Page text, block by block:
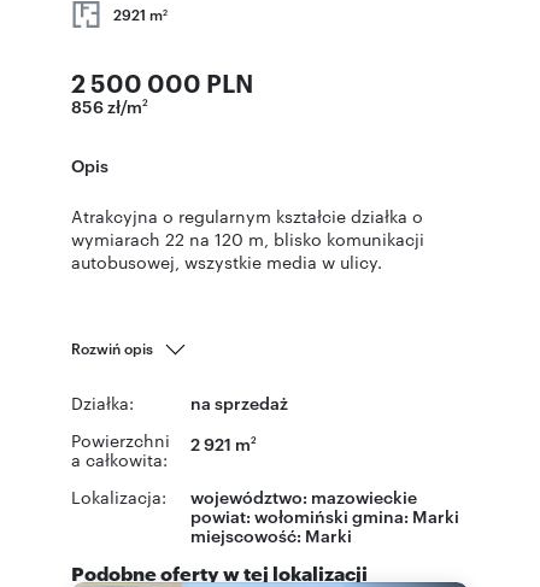
2921 m2
2 500 000 PLN
856 zł/m2
Opis
Atrakcyjna o regularnym kształcie działka o
wymiarach 22 na 120 m, blisko komunikacji
autobusowej, wszystkie media w ulicy.
Rozwiń opis
Działka: na sprzedaż
Powierzchni
a całkowita:
2 921 m2
Lokalizacja: województwo: mazowieckie
powiat: wołomiński gmina: Marki
miejscowość: Marki
Podobne oferty w tej lokalizacji